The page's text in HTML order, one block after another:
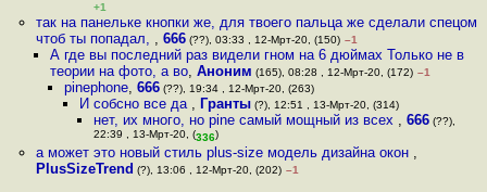
+1
так на панельке кнопки же, для твоего пальца же сделали спецом
чтоб ты попадал, , 666(??), 03:33 , 12-Мрт-20, (150) –1
А где вы последний раз видели гном на 6 дюймах Только не в
теории на фото, а во, Аноним (165), 08:28 , 12-Мрт-20, (172) –1
pinephone,666 (??), 19:34 , 12-Мрт-20, (263)
И собсно все да , Гранты(?), 12:51 , 13-Мрт-20, (314)
нет, их много, но pine самый мощный из всех , 666(??),
22:39 , 13-Мрт-20, (336)
а может это новый стиль plus-size модель дизайна окон ,
PlusSizeTrend (?), 13:06 , 12-Мрт-20, (202) –1